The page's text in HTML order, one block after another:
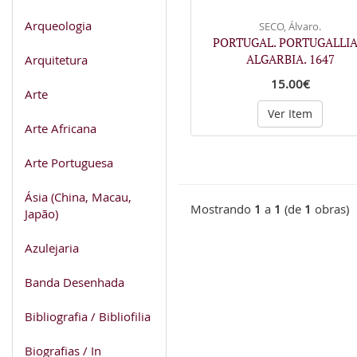
Arqueologia
Arquitetura
Arte
Arte Africana
Arte Portuguesa
Ásia (China, Macau,
Japão)
Azulejaria
Banda Desenhada
Bibliografia / Bibliofilia
Biografias / In
SECO, Álvaro.
PORTUGAL.
ALGARBIA. 1647
15.00€
Ver Item
Mostrando 1 a 1 (de 1 obras)